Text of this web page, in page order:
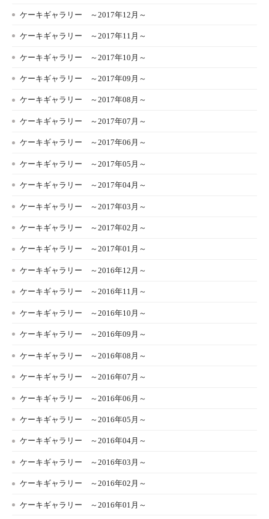
ケーキギャラリー ～2017年12月～
ケーキギャラリー ～2017年11月～
ケーキギャラリー ～2017年10月～
ケーキギャラリー ～2017年09月～
ケーキギャラリー ～2017年08月～
ケーキギャラリー ～2017年07月～
ケーキギャラリー ～2017年06月～
ケーキギャラリー ～2017年05月～
ケーキギャラリー ～2017年04月～
ケーキギャラリー ～2017年03月～
ケーキギャラリー ～2017年02月～
ケーキギャラリー ～2017年01月～
ケーキギャラリー ～2016年12月～
ケーキギャラリー ～2016年11月～
ケーキギャラリー ～2016年10月～
ケーキギャラリー ～2016年09月～
ケーキギャラリー ～2016年08月～
ケーキギャラリー ～2016年07月～
ケーキギャラリー ～2016年06月～
ケーキギャラリー ～2016年05月～
ケーキギャラリー ～2016年04月～
ケーキギャラリー ～2016年03月～
ケーキギャラリー ～2016年02月～
ケーキギャラリー ～2016年01月～